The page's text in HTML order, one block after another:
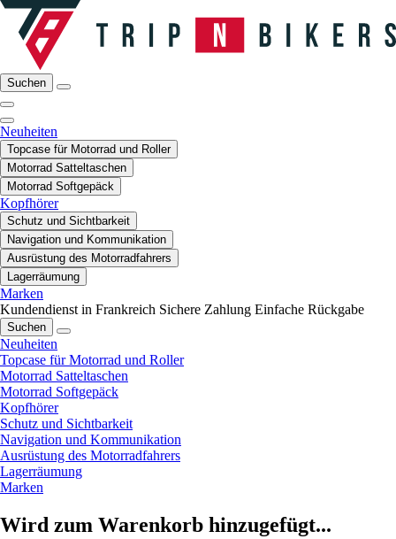
Suchen
Neuheiten
Topcase für Motorrad und Roller
Motorrad Satteltaschen
Motorrad Softgepäck
Kopfhörer
Schutz und Sichtbarkeit
Navigation und Kommunikation
Ausrüstung des Motorradfahrers
Lagerräumung
Marken
Kundendienst in Frankreich Sichere Zahlung Einfache Rückgabe
Suchen
Neuheiten
Topcase für Motorrad und Roller
Motorrad Satteltaschen
Motorrad Softgepäck
Kopfhörer
Schutz und Sichtbarkeit
Navigation und Kommunikation
Ausrüstung des Motorradfahrers
Lagerräumung
Marken
Wird zum Warenkorb hinzugefügt...